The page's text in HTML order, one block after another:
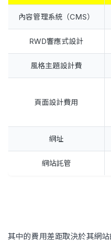
內容管理系統（CMS）
RWD響應式設計
風格主題設計費
頁面設計費用
網址
網站託管
其中的費用差距取決於其網